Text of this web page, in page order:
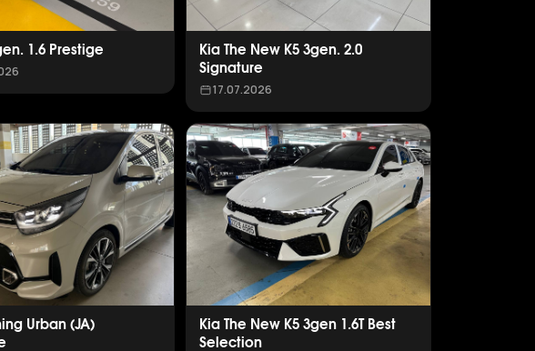
1.6 Prestige
Kia The New K5 3gen. 2.0
Signature
17.07.2026
Urban (JA)
Kia The New K5 3gen 1.6T Best
Selection